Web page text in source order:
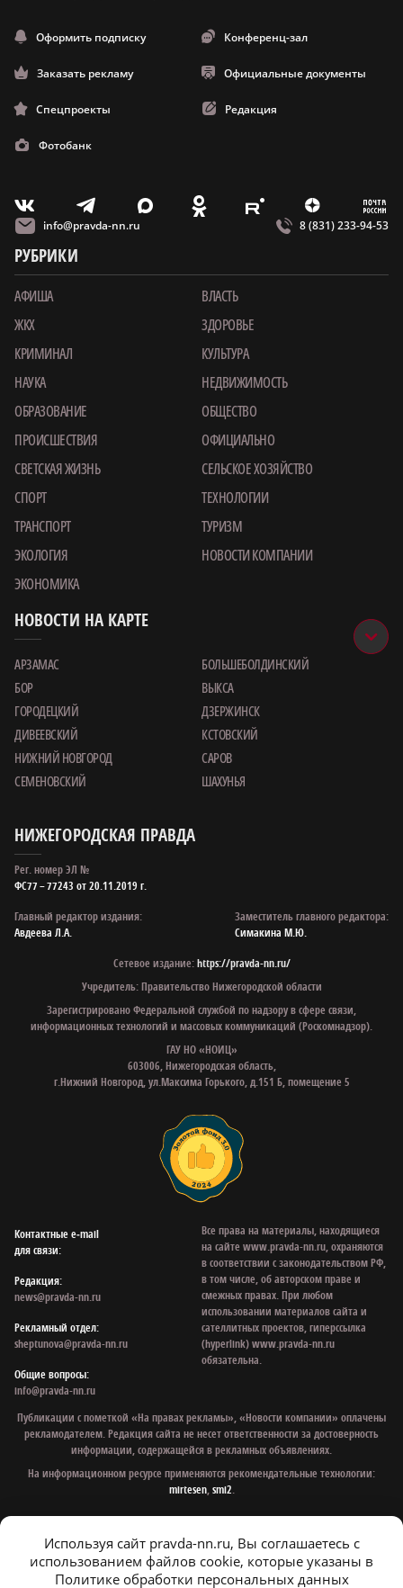
Оформить подписку Конференц-зал
Заказать рекламу Официальные документы
Спецпроекты Редакция
Фотобанк
V T X O E Z m
info@pravda-nn.ru 8 (831) 233-94-53
РУБРИКИ
АФИША
ВЛАСТЬ
ЖКХ
ЗДОРОВЬЕ
КРИМИНАЛ
КУЛЬТУРА
НАУКА
НЕДВИЖИМОСТЬ
ОБРАЗОВАНИЕ
ОБЩЕСТВО
ПРОИСШЕСТВИЯ
ОФИЦИАЛЬНО
СВЕТСКАЯ ЖИЗНЬ
СЕЛЬСКОЕ ХОЗЯЙСТВО
СПОРТ
ТЕХНОЛОГИИ
ТРАНСПОРТ
ТУРИЗМ
ЭКОЛОГИЯ
НОВОСТИ КОМПАНИИ
ЭКОНОМИКА
НОВОСТИ НА КАРТЕ
АРЗАМАС
БОЛЬШЕБОЛДИНСКИЙ
БОР
ВЫКСА
ГОРОДЕЦКИЙ
ДЗЕРЖИНСК
ДИВЕЕВСКИЙ
КСТОВСКИЙ
НИЖНИЙ НОВГОРОД
САРОВ
СЕМЕНОВСКИЙ
ШАХУНЬЯ
НИЖЕГОРОДСКАЯ ПРАВДА
Рег. номер ЭЛ №
ФС77 – 77243 от 20.11.2019 г.
Главный редактор издания:
Авдеева Л.А.
Заместитель главного редактора:
Симакина М.Ю.
Сетевое издание:https://pravda-nn.ru/
Учредитель: Правительство Нижегородской области
Зарегистрировано Федеральной службой по надзору в сфере связи,
информационных технологий и массовых коммуникаций (Роскомнадзор).
ГАУ НО «НОИЦ»
603006, Нижегородская область,
г.Нижний Новгород, ул.Максима Горького, д.151 Б, помещение 5
Контактные e‑mail
для связи:
Редакция:
news@pravda-nn.ru
Рекламный отдел:
sheptunova@pravda-nn.ru
Общие вопросы:
info@pravda-nn.ru
Все права на материалы, находящиеся
на сайте www.pravda-nn.ru, охраняются
в соответствии с законодательством РФ,
в том числе, об авторском праве и
смежных правах. При любом
использовании материалов сайта и
сателлитных проектов, гиперссылка
(hyperlink) www.pravda-nn.ru
обязательна.
Публикации с пометкой «На правах рекламы», «Новости компании» оплачены
рекламодателем. Редакция сайта не несет ответственности за достоверность
информации, содержащейся в рекламных объявлениях.
На информационном ресурсе применяются рекомендательные технологии:
mirtesen,smi2.
© 1997 - 2026 Газета «Нижегородская правда»
Политика конфиденциальности
Используя сайт pravda-nn.ru, Вы соглашаетесь с
использованием файлов cookie, которые указаны в
Политике обработки персональных данных